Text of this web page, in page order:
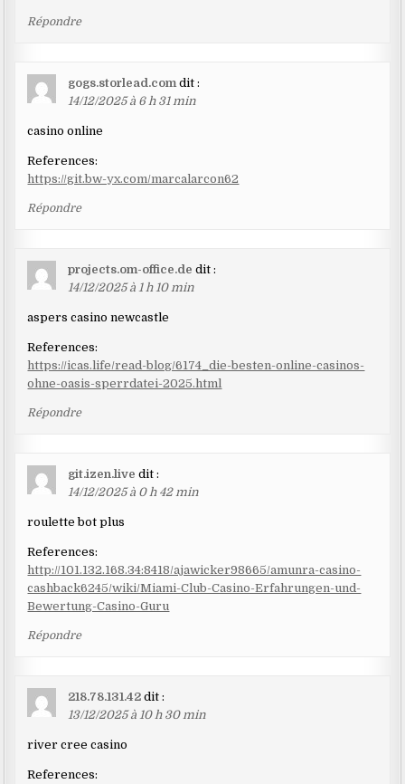
Répondre
gogs.storlead.com dit :
14/12/2025 à 6 h 31 min
casino online
References:
https://git.bw-yx.com/marcalarcon62
Répondre
projects.om-office.de dit :
14/12/2025 à 1 h 10 min
aspers casino newcastle
References:
https://icas.life/read-blog/6174_die-besten-online-casinos-
ohne-oasis-sperrdatei-2025.html
Répondre
git.izen.live dit :
14/12/2025 à 0 h 42 min
roulette bot plus
References:
http://101.132.168.34:8418/ajawicker98665/amunra-casino-
cashback6245/wiki/Miami-Club-Casino-Erfahrungen-und-
Bewertung-Casino-Guru
Répondre
218.78.131.42 dit :
13/12/2025 à 10 h 30 min
river cree casino
References: